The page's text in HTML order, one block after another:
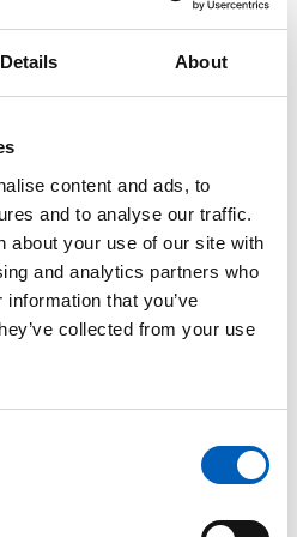
Details About
content and ads, to
and to analyse our traffic.
about your use of our site with
and analytics partners who
that you’ve
collected from your use
juni 1945 var den dagen FN-
disse representantene.
noen representant til San
grunnleggerstat
de fem faste landene i
andre FN-pakten, og
nok innlemmet FN-
den trådte i kraft. Dermed
og det er derfor vi feirer
FN-dagen og ikke 26.